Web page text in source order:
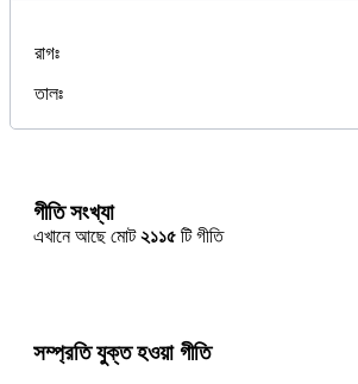
রাগঃ
তালঃ
গীতি সংখ্যা
এখানে আছে মোট২১১৫ টি গীতি
সম্প্রতি যুক্ত হওয়া গীতি